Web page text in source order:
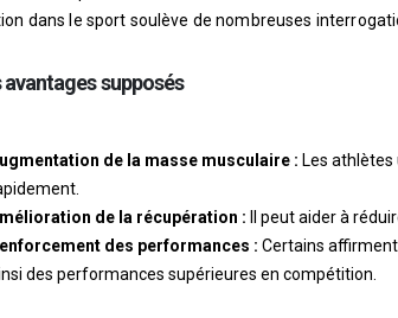
dans le sport soulève de nombreuses
avantages supposés
de la masse musculaire : Les
de la récupération : Il peut aider à
des performances : Certains
des performances supérieures en compétition.